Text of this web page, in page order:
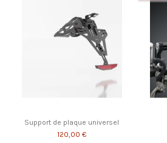
Support de plaque universel
120,00 €